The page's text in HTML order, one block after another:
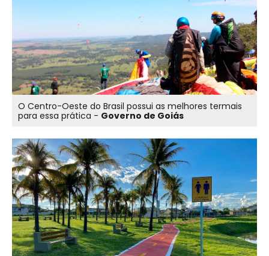
O Centro-Oeste do Brasil possui as melhores termais
para essa prática - Governo de Goiás